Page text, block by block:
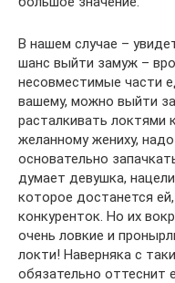
В нашем случае –
шанс выйти замуж –
несовместимые части
вашему, можно выйти
расталкивать локтями
желанному жениху,
основательно
думает девушка,
которое достанется
конкуренток. Но их
очень ловкие и
локти! Наверняка с
обязательно оттеснит